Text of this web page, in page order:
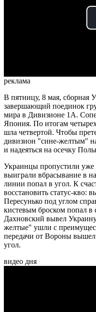
реклама
В пятницу, 8 мая, сборная
завершающий поединок
мира в Дивизионе 1А.
Япония. По итогам
шла четвертой. Чтобы
дивизион "сине-желтым"
и надеяться на осечку
Украинцы пропустили уже
выиграли вбрасывание в
линии попал в угол. К
восстановить статус-кво:
Пересунько под углом
кистевым броском попал в
Дахновский вывел
желтые" ушли с
передачи от Вороны
угол.
видео дня